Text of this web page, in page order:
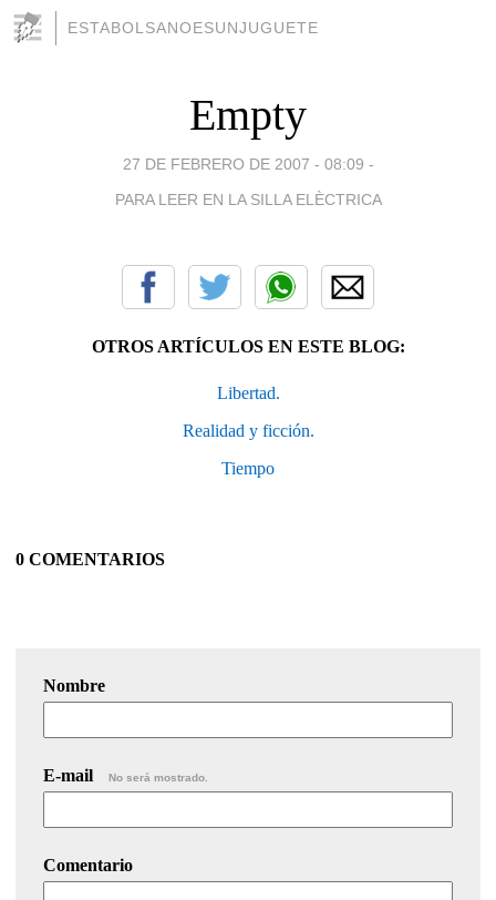
ESTABOLSANOESUNJUGUETE
Empty
27 DE FEBRERO DE 2007 - 08:09 -
PARA LEER EN LA SILLA ELÈCTRICA
OTROS ARTÍCULOS EN ESTE BLOG:
Libertad.
Realidad y ficción.
Tiempo
0 COMENTARIOS
Nombre
E-mail No será mostrado.
Comentario